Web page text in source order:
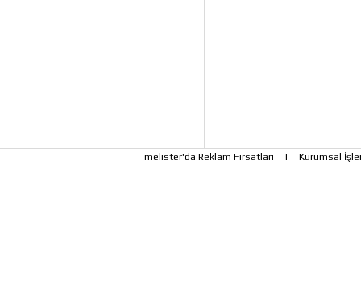
melister'da Reklam Fırsatları | Kurumsal